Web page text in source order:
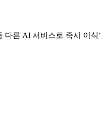
다른 AI 서비스로 즉시